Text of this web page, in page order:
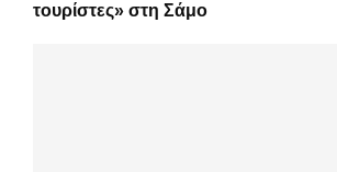
τουρίστες» στη Σάμο